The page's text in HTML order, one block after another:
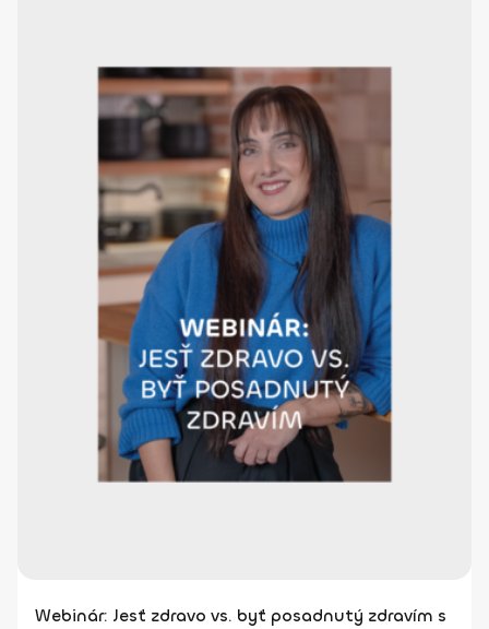
Webinár: Jesť zdravo vs. byť posadnutý zdravím s